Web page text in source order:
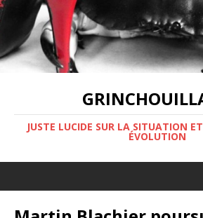
JUSTE LUCIDE SUR LA SITUATION
ÉVOLUTION